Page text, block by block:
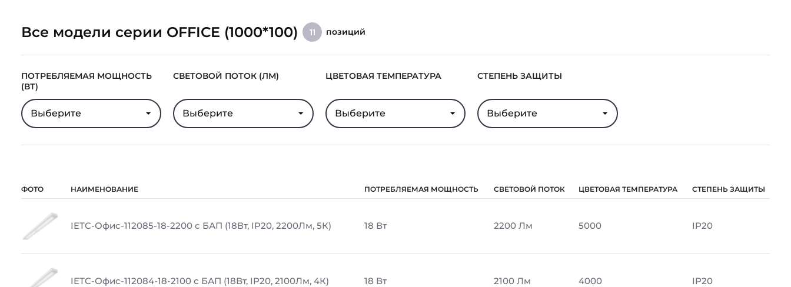
Все модели серии OFFICE (1000*100) 11 позиций
ПОТРЕБЛЯЕМАЯ МОЩНОСТЬ
(ВТ)
Выберите
СВЕТОВОЙ ПОТОК (ЛМ)
Выберите
ЦВЕТОВАЯ ТЕМПЕРАТУРА
Выберите
СТЕПЕНЬ ЗАЩИТЫ
Выберите
ФОТО НАИМЕНОВАНИЕ ПОТРЕБЛЯЕМАЯ МОЩНОСТЬ СВЕТОВОЙ ПОТОК ЦВЕТОВАЯ ТЕМПЕРАТУРА СТЕПЕНЬ ЗАЩИТЫ
IETC-Офис-112085-18-2200 с БАП (18Вт, IP20, 2200Лм, 5К) 18 Вт 2200 Лм 5000 IP20
IETC-Офис-112084-18-2100 с БАП (18Вт, IP20, 2100Лм, 4К) 18 Вт 2100 Лм 4000 IP20